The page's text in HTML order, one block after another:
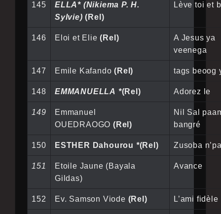
145
ELLA* (Nikiema P. H.
Sylvie) (Rel)
Lève toi et
146 Eloi et Elie(Rel)
A Jesus ya
veenega
147 Emile Kafando(Rel) tags beoog
148 EMMANUELLA *(Rel) Adorez le
149
Emmanuel
OUEDRAOGO(Rel)
Nil Sal
bangré
150 ESTHER Dahourou *(Rel) Zusoba
151
Etoile Jaune (Bayala
Gildas)
Avance
152 Ev. Samson Viode (Rel) L’ami fidèle